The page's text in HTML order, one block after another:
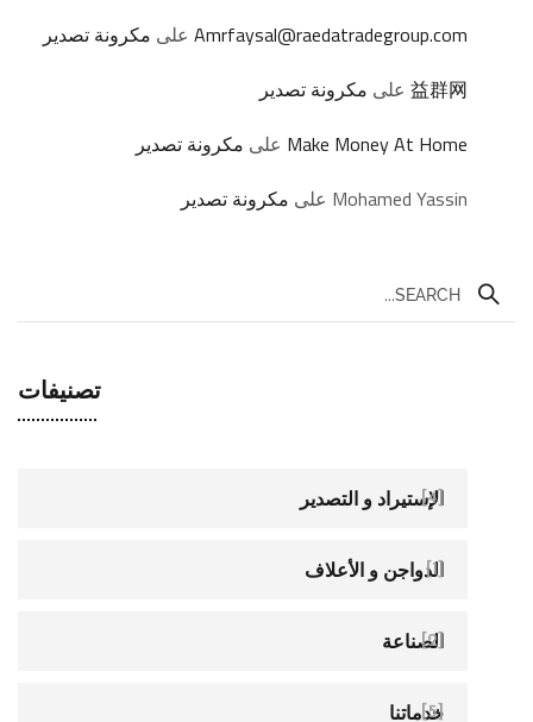
Amrfaysal@raedatradegroup.com على مكرونة تصدير
益群网 على مكرونة تصدير
Make Money At Home على مكرونة تصدير
Mohamed Yassin على مكرونة تصدير
تصنيفات
الإستيراد و التصدير
[4]
الدواجن و الأعلاف
الصناعة
خدماتنا
[5]